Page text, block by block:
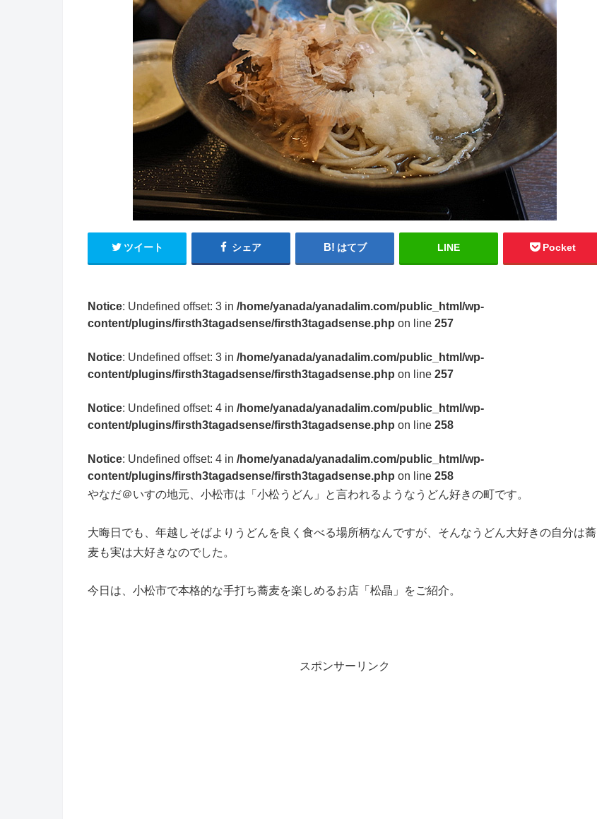
ツイート シェア はてブ LINE Pocket
Notice: Undefined offset: 3 in /home/yanada/yanadalim.com/public_html/wp-
content/plugins/firsth3tagadsense/firsth3tagadsense.php on line 257
Notice: Undefined offset: 3 in /home/yanada/yanadalim.com/public_html/wp-
content/plugins/firsth3tagadsense/firsth3tagadsense.php on line 257
Notice: Undefined offset: 4 in /home/yanada/yanadalim.com/public_html/wp-
content/plugins/firsth3tagadsense/firsth3tagadsense.php on line 258
Notice: Undefined offset: 4 in /home/yanada/yanadalim.com/public_html/wp-
content/plugins/firsth3tagadsense/firsth3tagadsense.php on line 258
やなだ＠いすの地元、小松市は「小松うどん」と言われるようなうどん好きの町です。
大晦日でも、年越しそばよりうどんを良く食べる場所柄なんですが、そんなうどん大好きの自分は蕎
麦も実は大好きなのでした。
今日は、小松市で本格的な手打ち蕎麦を楽しめるお店「松晶」をご紹介。
スポンサーリンク